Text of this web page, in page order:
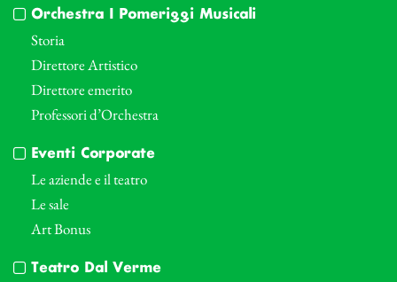
Orchestra I Pomeriggi Musicali
Storia
Direttore Artistico
Direttore emerito
Professori d’Orchestra
Eventi Corporate
Le aziende e il teatro
Le sale
Art Bonus
Teatro Dal Verme